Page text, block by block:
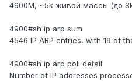
4900M, ~5k живой массы (до
4900#sh ip arp sum
4546 IP ARP entries, with 19 of
4900#sh ip arp poll detail
Number of IP addresses